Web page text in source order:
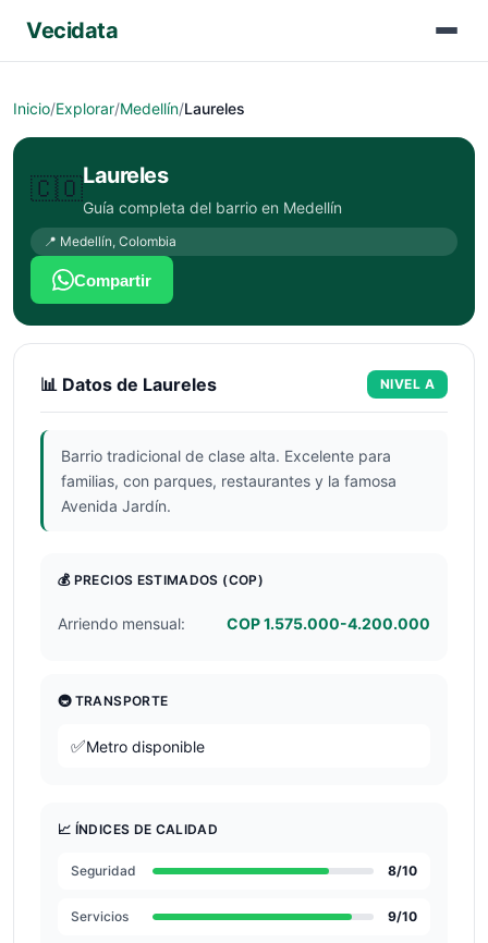
Vecidata
Inicio/Explorar/Medellín/Laureles
🇨🇴Laureles
Guía completa del barrio en Medellín
📍 Medellín, Colombia
Compartir
📊 Datos de Laureles NIVEL A
Barrio tradicional de clase alta. Excelente para
familias, con parques, restaurantes y la famosa
Avenida Jardín.
💰 PRECIOS ESTIMADOS (COP)
Arriendo mensual: COP 1.575.000-4.200.000
🚇 TRANSPORTE
✅Metro disponible
📈 ÍNDICES DE CALIDAD
Seguridad 8/10
Servicios 9/10